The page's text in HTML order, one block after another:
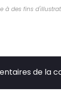
à des fins
de la